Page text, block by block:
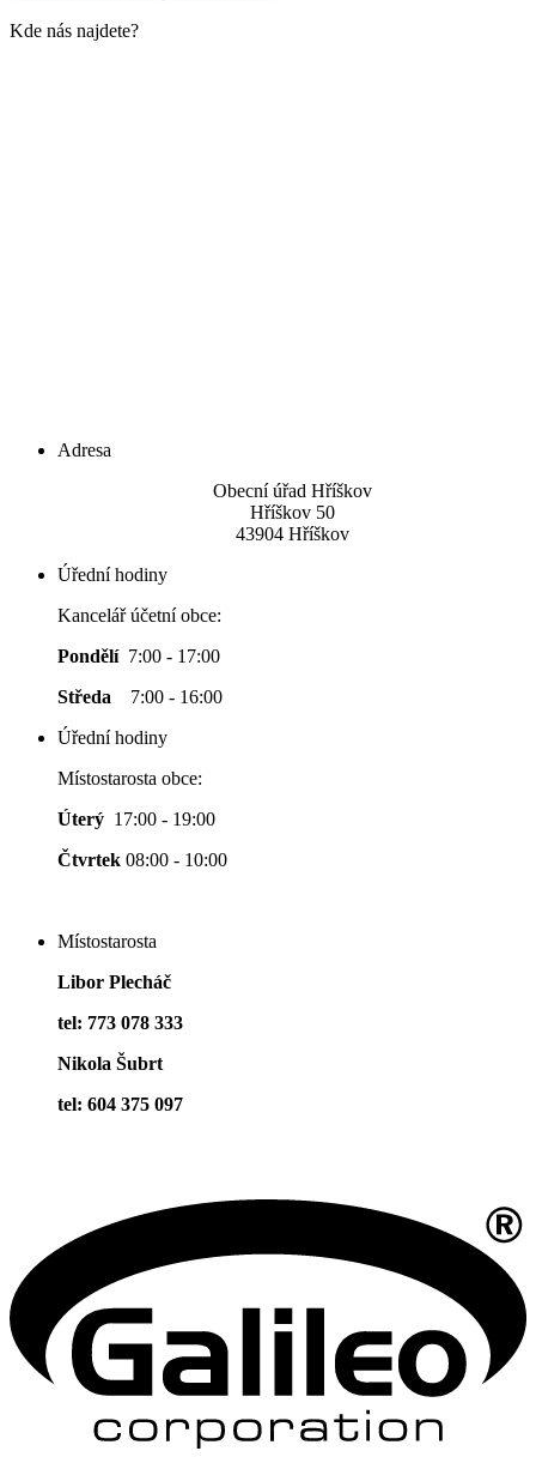
Kde nás najdete?
Adresa
Obecní úřad Hříškov
Hříškov 50
43904 Hříškov
Úřední hodiny
Kancelář účetní obce:
Pondělí 7:00 - 17:00
Středa 7:00 - 16:00
Úřední hodiny
Místostarosta obce:
Úterý 17:00 - 19:00
Čtvrtek 08:00 - 10:00
Místostarosta
Libor Plecháč
tel: 773 078 333
Nikola Šubrt
tel: 604 375 097